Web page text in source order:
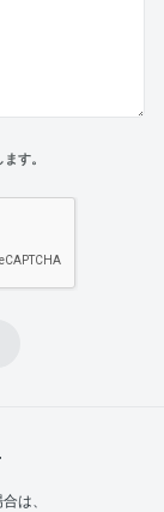
す。
は、